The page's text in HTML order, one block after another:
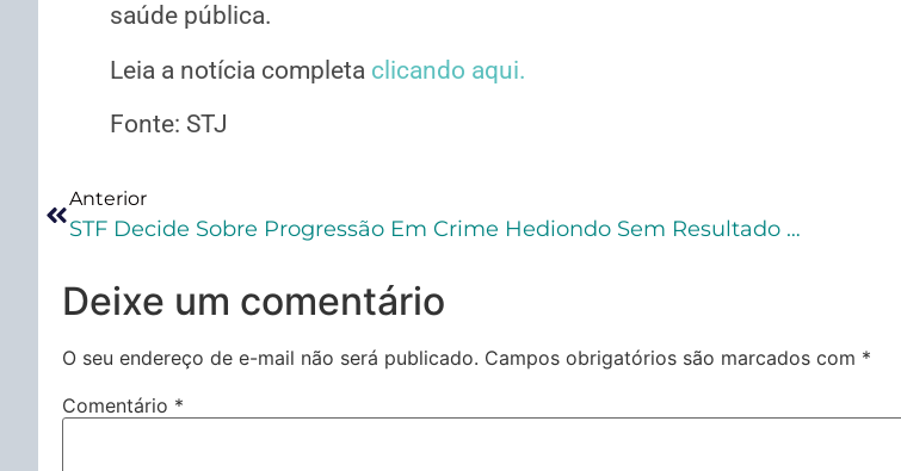
saúde pública.
Leia a notícia completa clicando aqui.
Fonte: STJ
Anterior
STF Decide Sobre Progressão Em Crime Hediondo Sem Resultado Morte
Deixe um comentário
O seu endereço de e-mail não será publicado. Campos obrigatórios são marcados com *
Comentário *